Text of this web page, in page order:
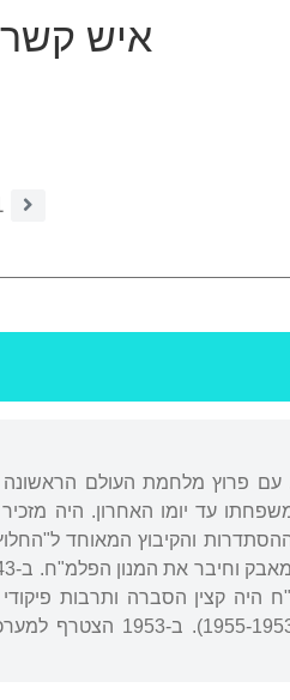
איש
עם פרוץ מלחמת העולם
חרוד, ובו חי עם משפחתו עד יומו האחרון.
ושליח ההסתדרות והקיבוץ המאוחד
היה קצין הסברה ותרבות
שחרורו (1953). למד היסטוריה כללית וספרות